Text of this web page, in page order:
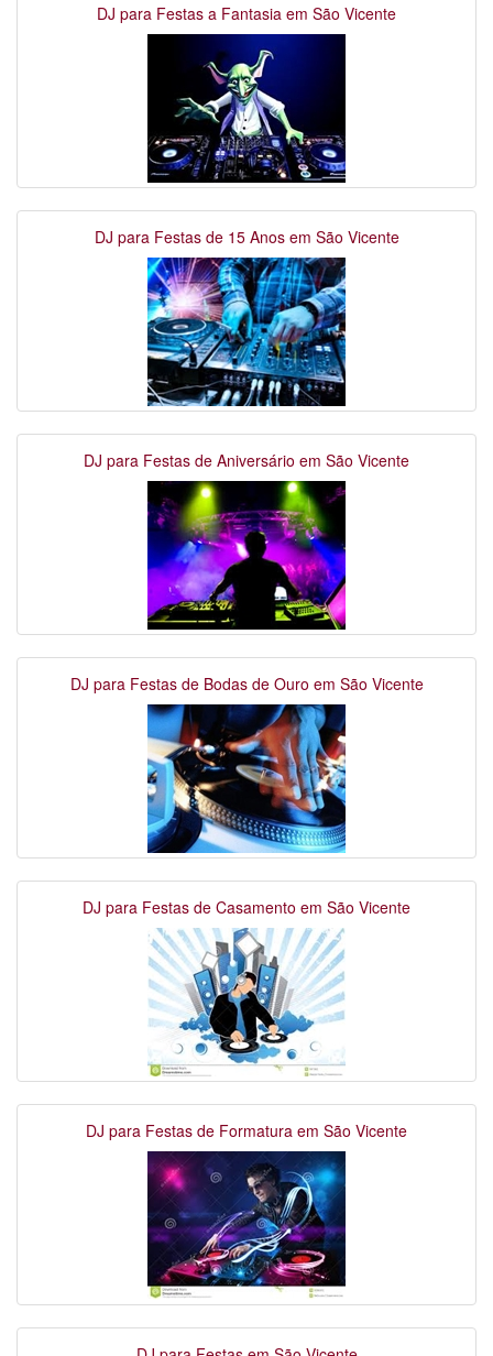
DJ para Festas a Fantasia em São Vicente
DJ para Festas de 15 Anos em São Vicente
DJ para Festas de Aniversário em São Vicente
DJ para Festas de Bodas de Ouro em São Vicente
DJ para Festas de Casamento em São Vicente
DJ para Festas de Formatura em São Vicente